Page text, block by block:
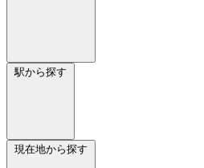
駅から探す
現在地から探す